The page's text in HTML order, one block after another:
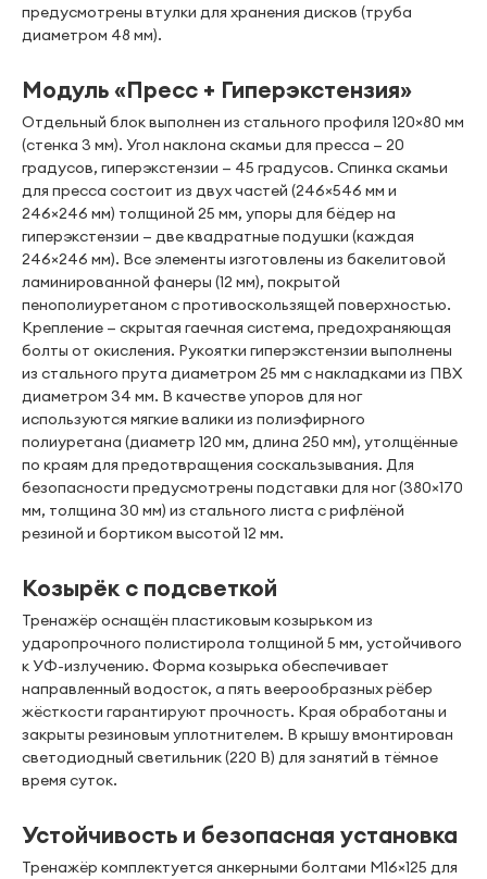
предусмотрены втулки для хранения дисков (труба
диаметром 48 мм).
Модуль «Пресс + Гиперэкстензия»
Отдельный блок выполнен из стального профиля 120×80 мм
(стенка 3 мм). Угол наклона скамьи для пресса — 20
градусов, гиперэкстензии — 45 градусов. Спинка скамьи
для пресса состоит из двух частей (246×546 мм и
246×246 мм) толщиной 25 мм, упоры для бёдер на
гиперэкстензии — две квадратные подушки (каждая
246×246 мм). Все элементы изготовлены из бакелитовой
ламинированной фанеры (12 мм), покрытой
пенополиуретаном с противоскользящей поверхностью.
Крепление — скрытая гаечная система, предохраняющая
болты от окисления. Рукоятки гиперэкстензии выполнены
из стального прута диаметром 25 мм с накладками из ПВХ
диаметром 34 мм. В качестве упоров для ног
используются мягкие валики из полиэфирного
полиуретана (диаметр 120 мм, длина 250 мм), утолщённые
по краям для предотвращения соскальзывания. Для
безопасности предусмотрены подставки для ног (380×170
мм, толщина 30 мм) из стального листа с рифлёной
резиной и бортиком высотой 12 мм.
Козырёк с подсветкой
Тренажёр оснащён пластиковым козырьком из
ударопрочного полистирола толщиной 5 мм, устойчивого
к УФ-излучению. Форма козырька обеспечивает
направленный водосток, а пять веерообразных рёбер
жёсткости гарантируют прочность. Края обработаны и
закрыты резиновым уплотнителем. В крышу вмонтирован
светодиодный светильник (220 В) для занятий в тёмное
время суток.
Устойчивость и безопасная установка
Тренажёр комплектуется анкерными болтами М16×125 для